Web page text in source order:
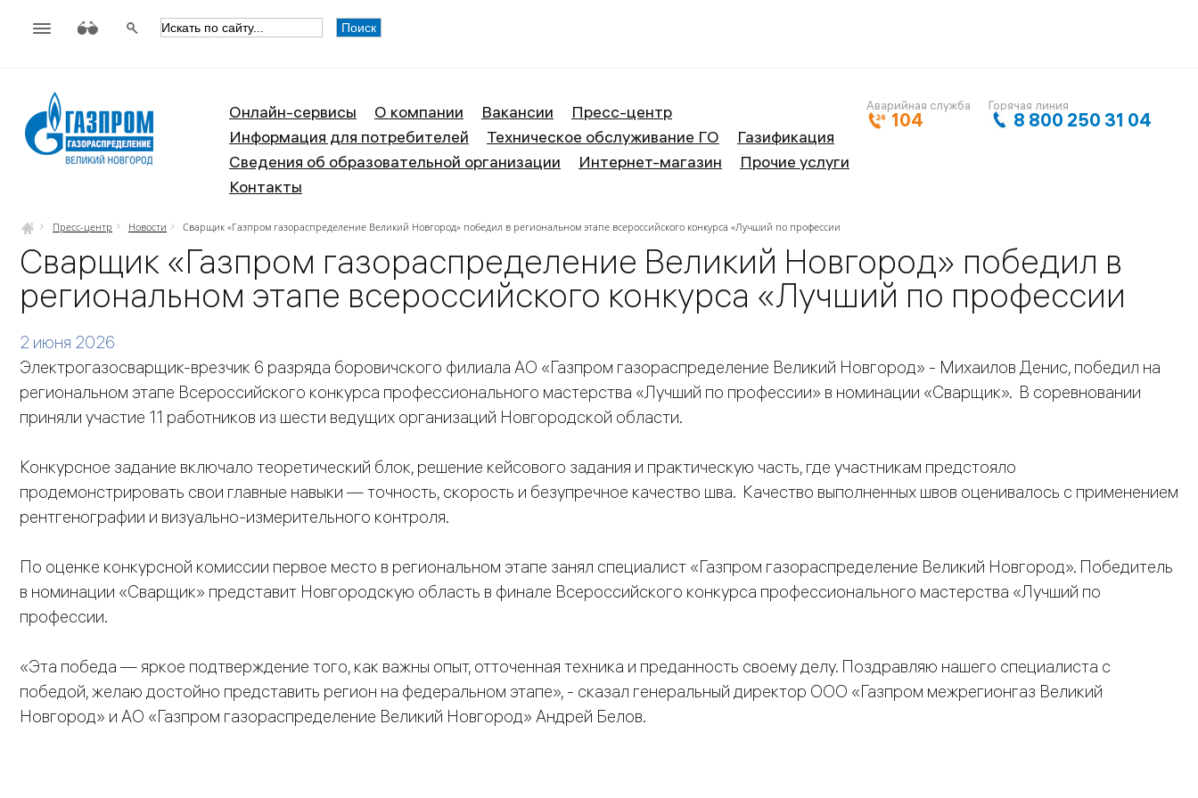
Онлайн-сервисы О компании Вакансии
Пресс-центр
Информация для потребителей
Техническое обслуживание ГО
Газификация
Сведения об образовательной организации
Интернет-магазин
Прочие услуги
Контакты
Аварийная служба
104
Горячая линия
8 800 250 31 04
Пресс-центр Новости Сварщик «Газпром газораспределение Великий Новгород» победил в региональном этапе всероссийского конкурса «Лучший по профессии
Сварщик «Газпром газораспределение Великий Новгород» победил в
региональном этапе всероссийского конкурса «Лучший по профессии
2 июня 2026
Электрогазосварщик-врезчик 6 разряда боровичского филиала АО «Газпром газораспределение Великий Новгород» - Михаилов Денис, победил на
региональном этапе Всероссийского конкурса профессионального мастерства «Лучший по профессии» в номинации «Сварщик». В соревновании
приняли участие 11 работников из шести ведущих организаций Новгородской области.
Конкурсное задание включало теоретический блок, решение кейсового задания и практическую часть, где участникам предстояло
продемонстрировать свои главные навыки — точность, скорость и безупречное качество шва. Качество выполненных швов оценивалось с применением
рентгенографии и визуально-измерительного контроля.
По оценке конкурсной комиссии первое место в региональном этапе занял специалист «Газпром газораспределение Великий Новгород». Победитель
в номинации «Сварщик» представит Новгородскую область в финале Всероссийского конкурса профессионального мастерства «Лучший по
профессии.
«Эта победа — яркое подтверждение того, как важны опыт, отточенная техника и преданность своему делу. Поздравляю нашего специалиста с
победой, желаю достойно представить регион на федеральном этапе», - сказал генеральный директор ООО «Газпром межрегионгаз Великий
Новгород» и АО «Газпром газораспределение Великий Новгород» Андрей Белов.